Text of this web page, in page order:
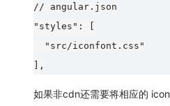
// angular.json
"styles": [
  "src/iconfont.css"
如果非cdn还需要将相应的